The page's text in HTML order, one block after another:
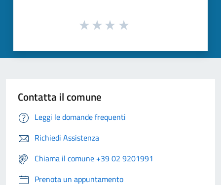
Contatta il comune
Leggi le domande frequenti
Richiedi Assistenza
Chiama il comune +39 02 9201991
Prenota un appuntamento